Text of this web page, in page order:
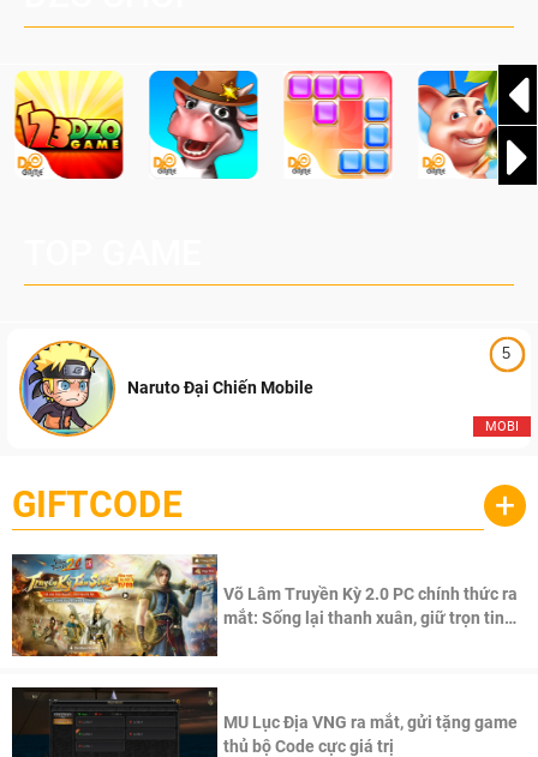
5
MOBI
Naruto Đại Chiến Mobile
GIFTCODE +
Võ Lâm Truyền Kỳ 2.0 PC chính thức ra
mắt: Sống lại thanh xuân, giữ trọn tinh
MU Lục Địa VNG ra mắt, gửi tặng game
thủ bộ Code cực giá trị